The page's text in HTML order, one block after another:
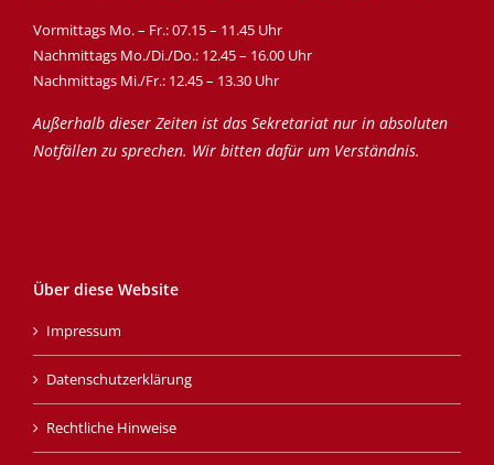
Vormittags Mo. – Fr.: 07.15 – 11.45 Uhr
Nachmittags Mo./Di./Do.: 12.45 – 16.00 Uhr
Nachmittags Mi./Fr.: 12.45 – 13.30 Uhr
Außerhalb dieser Zeiten ist das Sekretariat nur in absoluten
Notfällen zu sprechen. Wir bitten dafür um Verständnis.
Über diese Website
Impressum
Datenschutzerklärung
Rechtliche Hinweise